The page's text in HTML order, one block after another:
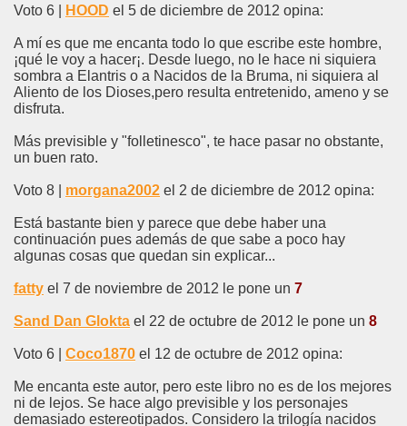
Voto 6 | HOOD el 5 de diciembre de 2012 opina:
A mí es que me encanta todo lo que escribe este hombre,
¡qué le voy a hacer¡. Desde luego, no le hace ni siquiera
sombra a Elantris o a Nacidos de la Bruma, ni siquiera al
Aliento de los Dioses,pero resulta entretenido, ameno y se
disfruta.
Más previsible y "folletinesco", te hace pasar no obstante,
un buen rato.
Voto 8 | morgana2002 el 2 de diciembre de 2012 opina:
Está bastante bien y parece que debe haber una
continuación pues además de que sabe a poco hay
algunas cosas que quedan sin explicar...
fatty el 7 de noviembre de 2012 le pone un 7
Sand Dan Glokta el 22 de octubre de 2012 le pone un 8
Voto 6 | Coco1870 el 12 de octubre de 2012 opina:
Me encanta este autor, pero este libro no es de los mejores
ni de lejos. Se hace algo previsible y los personajes
demasiado estereotipados. Considero la trilogía nacidos